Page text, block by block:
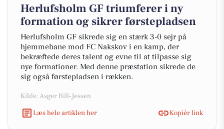
Herlufsholm GF triumferer i ny
formation og sikrer førstepladsen
Herlufsholm GF sikrede sig en stærk 3-0 sejr på
hjemmebane mod FC Nakskov i en kamp, der
bekræftede deres talent og evne til at tilpasse sig
nye formationer. Med denne præstation sikrede de
sig også førstepladsen i rækken.
Kilde: Asger Bill-Jessen
Læs hele artiklen her
Kopiér link